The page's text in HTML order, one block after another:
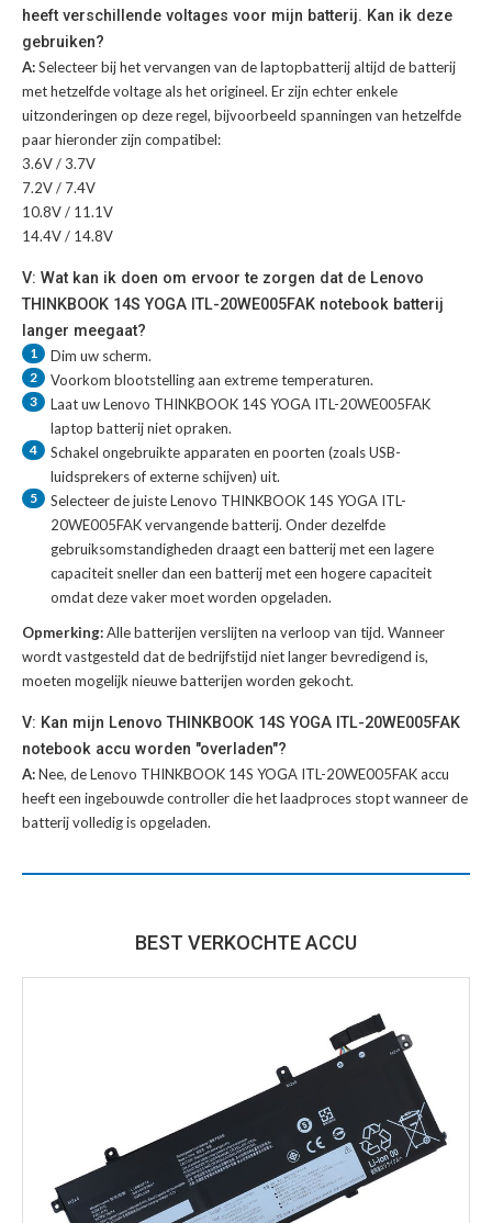
heeft verschillende voltages voor mijn batterij. Kan ik deze
gebruiken?
A:Selecteer bij het vervangen van de laptopbatterij altijd de batterij
met hetzelfde voltage als het origineel. Er zijn echter enkele
uitzonderingen op deze regel, bijvoorbeeld spanningen van hetzelfde
paar hieronder zijn compatibel:
3.6V / 3.7V
7.2V / 7.4V
10.8V / 11.1V
14.4V / 14.8V
V: Wat kan ik doen om ervoor te zorgen dat de Lenovo
THINKBOOK 14S YOGA ITL-20WE005FAK notebook batterij
langer meegaat?
1 Dim uw scherm.
2 Voorkom blootstelling aan extreme temperaturen.
3 Laat uwLenovo THINKBOOK 14S YOGA ITL-20WE005FAK
laptop batterijniet opraken.
4
Schakel ongebruikte apparaten en poorten (zoals USB-
luidsprekers of externe schijven) uit.
5 Selecteer de juisteLenovo THINKBOOK 14S YOGA ITL-
20WE005FAK vervangende batterij. Onder dezelfde
gebruiksomstandigheden draagt een batterij met een lagere
capaciteit sneller dan een batterij met een hogere capaciteit
omdat deze vaker moet worden opgeladen.
Opmerking:Alle batterijen verslijten na verloop van tijd. Wanneer
wordt vastgesteld dat de bedrijfstijd niet langer bevredigend is,
moeten mogelijk nieuwe batterijen worden gekocht.
V: Kan mijn Lenovo THINKBOOK 14S YOGA ITL-20WE005FAK
notebook accu worden "overladen"?
A:Nee, de Lenovo THINKBOOK 14S YOGA ITL-20WE005FAK accu
heeft een ingebouwde controller die het laadproces stopt wanneer de
batterij volledig is opgeladen.
BEST VERKOCHTE ACCU